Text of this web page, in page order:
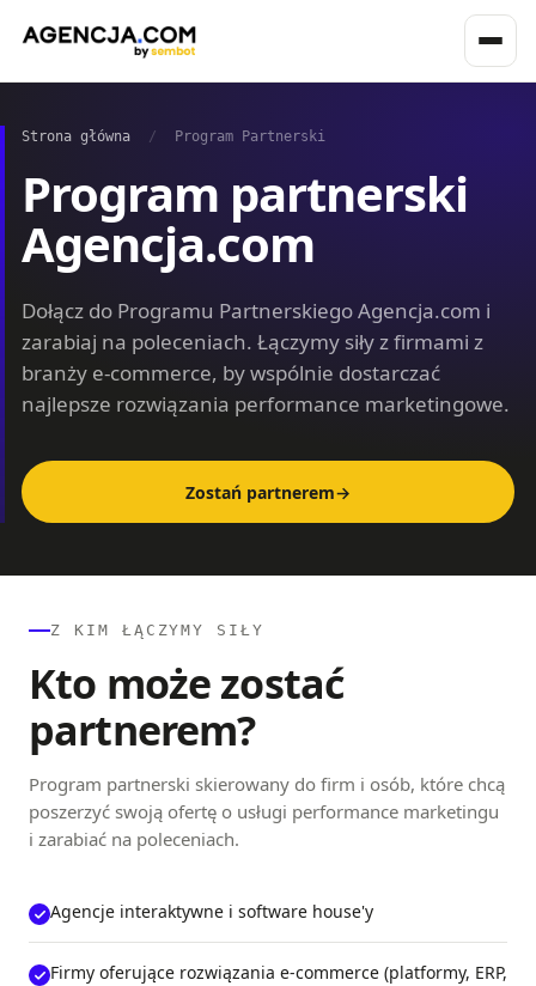
Strona główna / Program Partnerski
Program partnerski
Agencja.com
Dołącz do Programu Partnerskiego Agencja.com i
zarabiaj na poleceniach. Łączymy siły z firmami z
branży e‑commerce, by wspólnie dostarczać
najlepsze rozwiązania performance marketingowe.
Zostań partnerem→
Z KIM ŁĄCZYMY SIŁY
Kto może zostać
partnerem?
Program partnerski skierowany do firm i osób, które chcą
poszerzyć swoją ofertę o usługi performance marketingu
i zarabiać na poleceniach.
Agencje interaktywne i software house'y
Firmy oferujące rozwiązania e-commerce (platformy, ERP,